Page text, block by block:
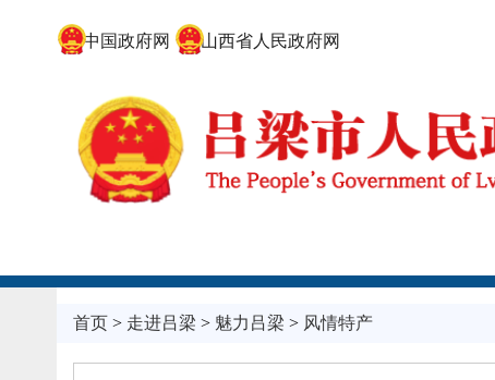
中国政府网 山西省人民政府网
首页> 走进吕梁 > 魅力吕梁 > 风情特产